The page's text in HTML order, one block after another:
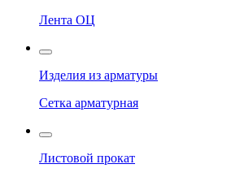
Лента ОЦ
Изделия из арматуры
Сетка арматурная
Листовой прокат